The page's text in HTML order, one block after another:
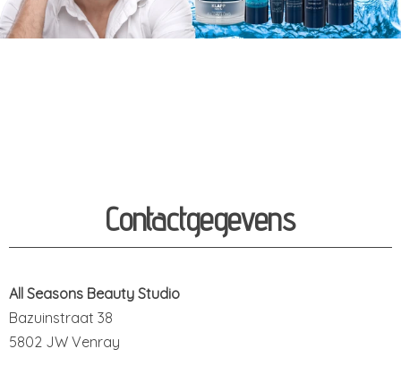
Contactgegevens
All Seasons Beauty Studio
Bazuinstraat 38
5802 JW Venray